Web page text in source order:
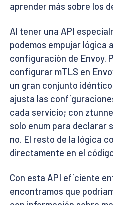
aprender más sobre los
Al tener una API
podemos empujar lógica
configuración de Envoy.
configurar mTLS en
un gran conjunto
ajusta las
cada servicio; con
solo enum para declarar
no. El resto de la lógica
directamente en el
Con esta API eficiente
encontramos que